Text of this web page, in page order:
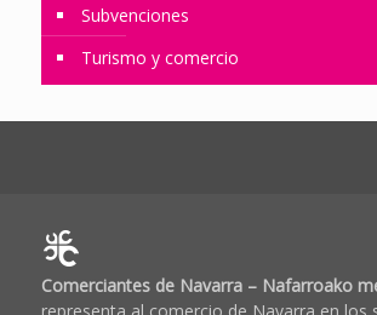
Subvenciones
Turismo y comercio
Comerciantes de Navarra – Nafarroako